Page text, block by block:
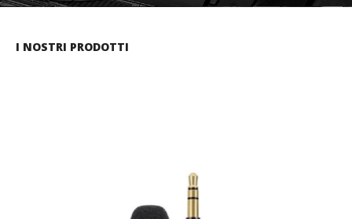
I NOSTRI PRODOTTI